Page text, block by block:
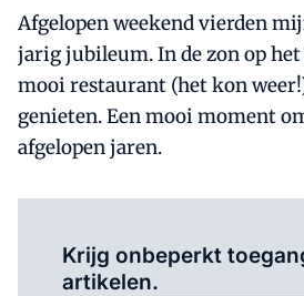
Afgelopen weekend vierden
jarig jubileum. In de zon op
mooi restaurant (het kon
genieten. Een mooi moment
afgelopen jaren.
Krijg onbeperkt
artikelen.